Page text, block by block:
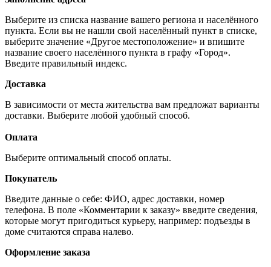
Выберите из списка название вашего региона и населённого
пункта. Если вы не нашли свой населённый пункт в списке,
выберите значение «Другое местоположение» и впишите
название своего населённого пункта в графу «Город».
Введите правильный индекс.
Доставка
В зависимости от места жительства вам предложат варианты
доставки. Выберите любой удобный способ.
Оплата
Выберите оптимальный способ оплаты.
Покупатель
Введите данные о себе: ФИО, адрес доставки, номер
телефона. В поле «Комментарии к заказу» введите сведения,
которые могут пригодиться курьеру, например: подъезды в
доме считаются справа налево.
Оформление заказа